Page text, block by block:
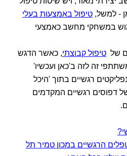
- למשל, טיפול באמצעות בעלי
במשחקי מחשב כאמצעי
של טיפול קבוצתי, כאשר הדגש
זה לזה ב'כאן ועכשיו'
רגשיים בתוך 'היכל
דפוסים רגשיים המקדמים
הרגשיים במכון טמיר תל